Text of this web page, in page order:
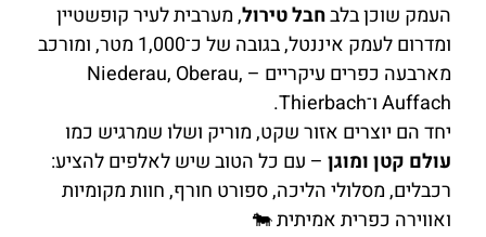
העמק שוכן בלבחבל טירול, מערבית לעיר קופשטיין
ומדרום לעמק איננטל, בגובה של כ־1,000 מטר, ומורכב
מארבעה כפרים עיקריים – Niederau, Oberau,
Auffach ו־Thierbach.
יחד הם יוצרים אזור שקט, מוריק ושלו שמרגיש כמו
עולם קטן ומוגן – עם כל הטוב שיש לאלפים להציע:
רכבלים, מסלולי הליכה, ספורט חורף, חוות מקומיות
ואווירה כפרית אמיתית 🐄